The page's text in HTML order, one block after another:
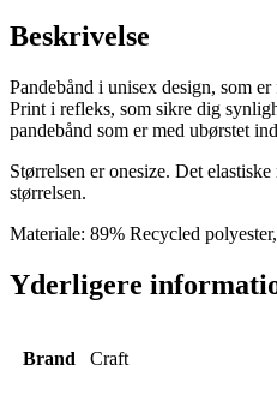
Beskrivelse
Pandebånd i unisex design, som
Print i refleks, som sikre dig
pandebånd som er med ubørstet
Størrelsen er onesize. Det
størrelsen.
Materiale: 89% Recycled
Yderligere
Brand Craft